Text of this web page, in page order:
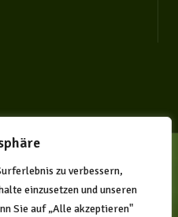
zu verbessern,
einzusetzen und unseren
Sie auf „Alle akzeptieren"